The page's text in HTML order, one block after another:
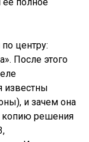
центру:
После этого
известны
и зачем она
копию решения